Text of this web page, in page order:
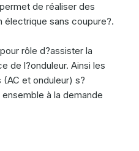
de réaliser des
électrique sans coupure?.
rôle d?assister la
de l?onduleur. Ainsi les
et onduleur) s?
à la demande